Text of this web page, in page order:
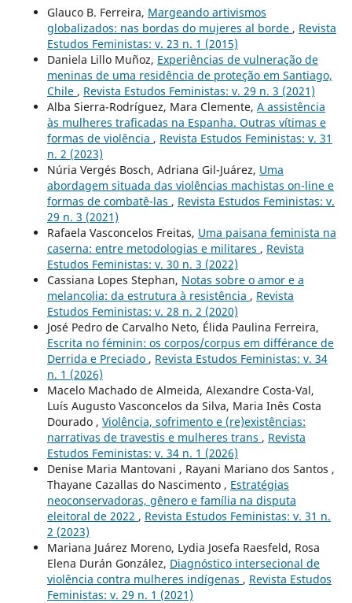
Glauco B. Ferreira, Margeando artivismos
globalizados: nas bordas do mujeres al borde , Revista
Estudos Feministas: v. 23 n. 1 (2015)
Daniela Lillo Muñoz, Experiências de vulneração de
meninas de uma residência de proteção em Santiago,
Chile , Revista Estudos Feministas: v. 29 n. 3 (2021)
Alba Sierra-Rodríguez, Mara Clemente, A assistência
às mulheres traficadas na Espanha. Outras vítimas e
formas de violência , Revista Estudos Feministas: v. 31
n. 2 (2023)
Núria Vergés Bosch, Adriana Gil-Juárez, Uma
abordagem situada das violências machistas on-line e
formas de combatê-las , Revista Estudos Feministas: v.
29 n. 3 (2021)
Rafaela Vasconcelos Freitas, Uma paisana feminista na
caserna: entre metodologias e militares , Revista
Estudos Feministas: v. 30 n. 3 (2022)
Cassiana Lopes Stephan, Notas sobre o amor e a
melancolia: da estrutura à resistência , Revista
Estudos Feministas: v. 28 n. 2 (2020)
José Pedro de Carvalho Neto, Élida Paulina Ferreira,
Escrita no féminin: os corpos/corpus em différance de
Derrida e Preciado , Revista Estudos Feministas: v. 34
n. 1 (2026)
Macelo Machado de Almeida, Alexandre Costa-Val,
Luís Augusto Vasconcelos da Silva, Maria Inês Costa
Dourado , Violência, sofrimento e (re)existências:
narrativas de travestis e mulheres trans , Revista
Estudos Feministas: v. 34 n. 1 (2026)
Denise Maria Mantovani , Rayani Mariano dos Santos ,
Thayane Cazallas do Nascimento , Estratégias
neoconservadoras, gênero e família na disputa
eleitoral de 2022 , Revista Estudos Feministas: v. 31 n.
2 (2023)
Mariana Juárez Moreno, Lydia Josefa Raesfeld, Rosa
Elena Durán González, Diagnóstico intersecional de
violência contra mulheres indígenas , Revista Estudos
Feministas: v. 29 n. 1 (2021)